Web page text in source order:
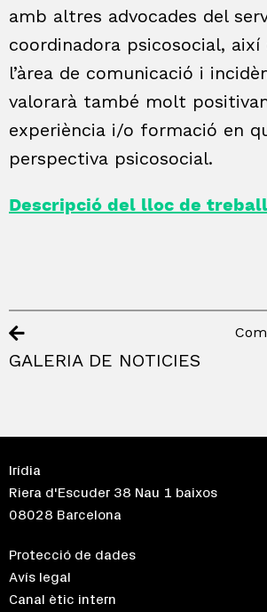
amb altres advocades del
coordinadora psicosocial,
l’àrea de comunicació i
valorarà també molt
experiència i/o formació en
perspectiva psicosocial.
Descripció del lloc de treball
GALERIA DE NOTICIES
Irídia
Riera d'Escuder 38 Nau 1 baixos
08028 Barcelona
Protecció de dades
Avís legal
Canal ètic intern